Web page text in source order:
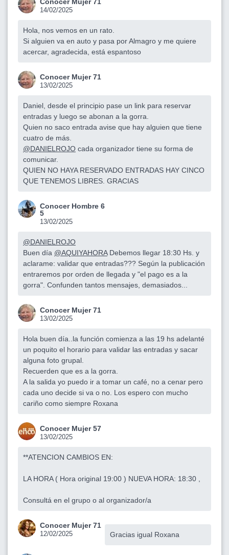
Conocer Mujer 71
14/02/2025
Hola, nos vemos en un rato.
Si alguien va en auto y pasa por Almagro y me quiere
acercar, agradecida, está espantoso
Conocer Mujer 71
13/02/2025
Daniel, desde el principio pase un link para reservar
entradas y luego se abonan a la gorra.
Quien no saco entrada avise que hay alguien que tiene
cuatro de más.
@DANIELROJO cada organizador tiene su forma de
comunicar.
QUIEN NO HAYA RESERVADO ENTRADAS HAY CINCO
QUE TENEMOS LIBRES. GRACIAS
Conocer Hombre 6
5
13/02/2025
@DANIELROJO
Buen día @AQUIYAHORADebemos llegar 18:30 Hs. y
aclarame: validar que entradas??? Según la publicación
entraremos por orden de llegada y "el pago es a la
gorra". Confunden tantos mensajes, demasiados...
Conocer Mujer 71
13/02/2025
Hola buen día..la función comienza a las 19 hs adelanté
un poquito el horario para validar las entradas y sacar
alguna foto grupal.
Recuerden que es a la gorra.
A la salida yo puedo ir a tomar un café, no a cenar pero
cada uno decide si va o no. Los espero con mucho
cariño como siempre Roxana
Conocer Mujer 57
13/02/2025
**ATENCION CAMBIOS EN:
LA HORA ( Hora original 19:00 ) NUEVA HORA: 18:30 ,
Consultá en el grupo o al organizador/a
Conocer Mujer 71
12/02/2025 Gracias igual Roxana